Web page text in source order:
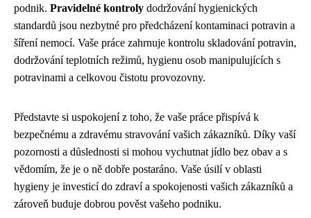
podnik. Pravidelné kontroly dodržování hygienických
standardů jsou nezbytné pro předcházení kontaminaci potravin a
šíření nemocí. Vaše práce zahrnuje kontrolu skladování potravin,
dodržování teplotních režimů, hygienu osob manipulujících s
potravinami a celkovou čistotu provozovny.
Představte si uspokojení z toho, že vaše práce přispívá k
bezpečnému a zdravému stravování vašich zákazníků. Díky vaší
pozornosti a důslednosti si mohou vychutnat jídlo bez obav a s
vědomím, že je o ně dobře postaráno. Vaše úsilí v oblasti
hygieny je investicí do zdraví a spokojenosti vašich zákazníků a
zároveň buduje dobrou pověst vašeho podniku.